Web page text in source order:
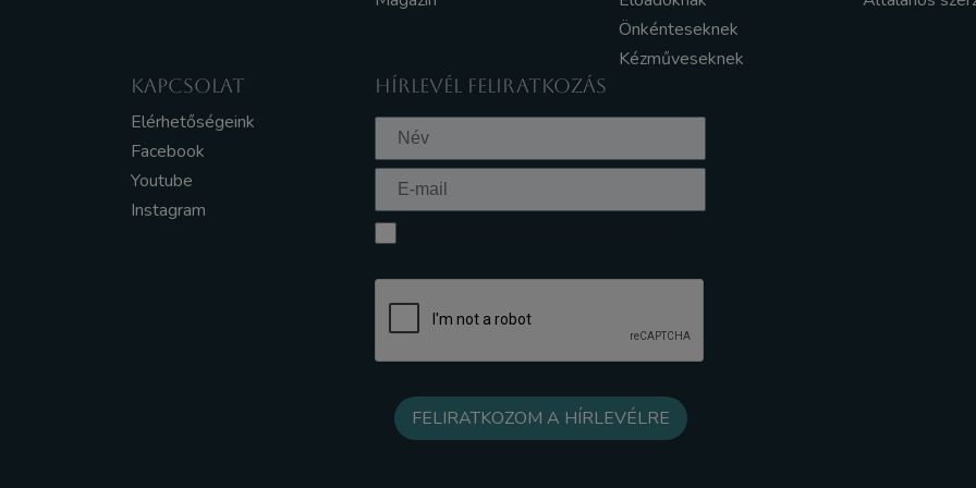
Önkénteseknek
Kézműveseknek
KAPCSOLAT
Elérhetőségeink
Facebook
Youtube
Instagram
HÍRLEVÉL FELIRATKOZÁS